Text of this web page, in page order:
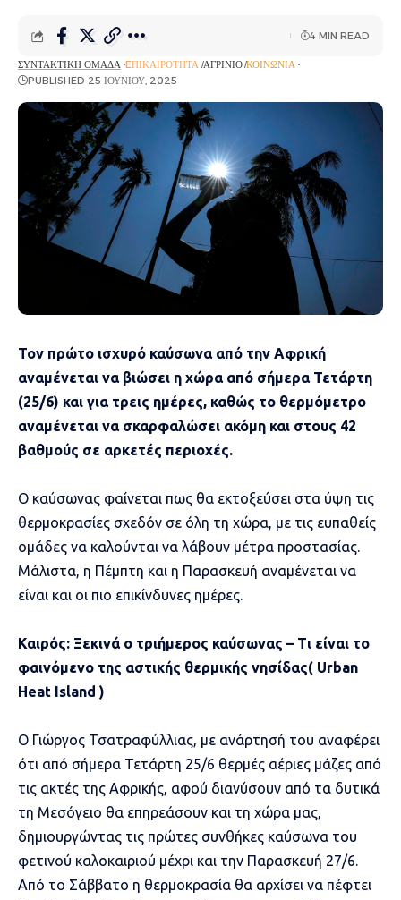
ΣΥΝΤΑΚΤΙΚΉ ΟΜΆΔΑ EΠΙΚΑΙΡΌΤΗΤΑ ΑΓΡΊΝΙΟ ΚΟΙΝΩΝΊΑ
PUBLISHED 25 ΙΟΥΝΊΟΥ, 2025
4 MIN READ
Τον πρώτο ισχυρό καύσωνα από την Αφρική
αναμένεται να βιώσει η χώρα από σήμερα Τετάρτη
(25/6) και για τρεις ημέρες, καθώς το θερμόμετρο
αναμένεται να σκαρφαλώσει ακόμη και στους 42
βαθμούς σε αρκετές περιοχές.
Ο καύσωνας φαίνεται πως θα εκτοξεύσει στα ύψη τις
θερμοκρασίες σχεδόν σε όλη τη χώρα, με τις ευπαθείς
ομάδες να καλούνται να λάβουν μέτρα προστασίας.
Μάλιστα, η Πέμπτη και η Παρασκευή αναμένεται να
είναι και οι πιο επικίνδυνες ημέρες.
Καιρός: Ξεκινά ο τριήμερος καύσωνας – Τι είναι το
φαινόμενο της αστικής θερμικής νησίδας( Urban
Heat Island )
Ο Γιώργος Τσατραφύλλιας, με ανάρτησή του αναφέρει
ότι από σήμερα Τετάρτη 25/6 θερμές αέριες μάζες από
τις ακτές της Αφρικής, αφού διανύσουν από τα δυτικά
τη Μεσόγειο θα επηρεάσουν και τη χώρα μας,
δημιουργώντας τις πρώτες συνθήκες καύσωνα του
φετινού καλοκαιριού μέχρι και την Παρασκευή 27/6.
Από το Σάββατο η θερμοκρασία θα αρχίσει να πέφτει